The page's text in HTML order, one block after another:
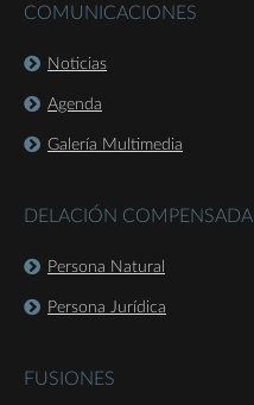
COMUNICACIONES
Noticias
Agenda
Galería Multimedia
DELACIÓN COMPENSADA
Persona Natural
Persona Jurídica
FUSIONES